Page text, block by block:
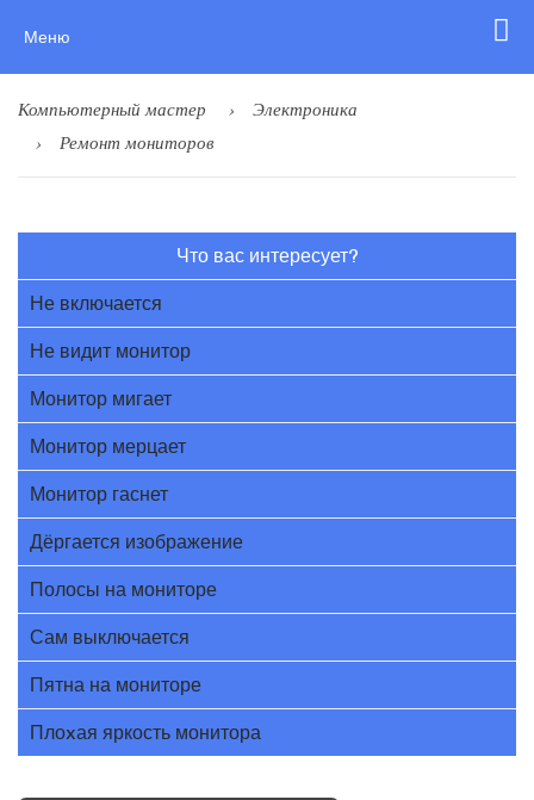
Меню
Компьютерный мастер
Электроника
Ремонт мониторов
Что вас интересует?
Не включается
Не видит монитор
Монитор мигает
Монитор мерцает
Монитор гаснет
Дёргается изображение
Полосы на мониторе
Сам выключается
Пятна на мониторе
Плоxая яркость монитора